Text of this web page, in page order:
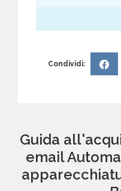
Condividi:
Guida
email